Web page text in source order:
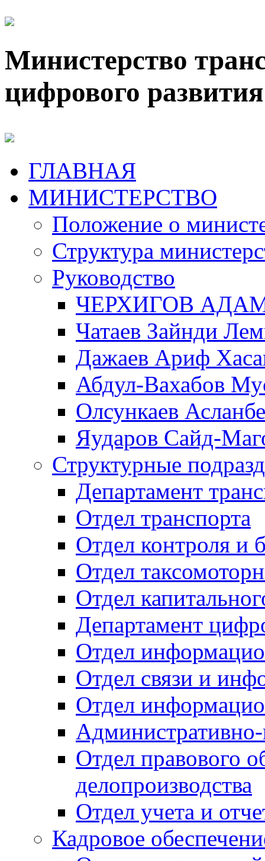
Министерство
цифрового
ГЛАВНАЯ
МИНИСТЕРСТВО
Положение о
Структура
Руководство
ЧЕРХИГОВ
Чатаев Зайнди
Дажаев Ариф
Абдул-Вахабов
Олсункаев
Яударов Сайд-
Структурные
Департамент
Отдел транспорта
Отдел контроля и
Отдел
Отдел
Департамент
Отдел
Отдел связи и
Отдел
Отдел правового
делопроизводства
Отдел учета и
Кадровое